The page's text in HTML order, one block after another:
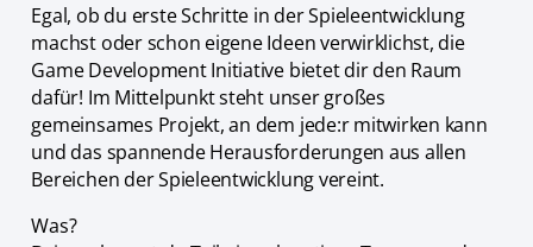
Egal, ob du erste Schritte in der Spieleentwicklung
machst oder schon eigene Ideen verwirklichst, die
Game Development Initiative bietet dir den Raum
dafür! Im Mittelpunkt steht unser großes
gemeinsames Projekt, an dem jede:r mitwirken kann
und das spannende Herausforderungen aus allen
Bereichen der Spieleentwicklung vereint.
Was?